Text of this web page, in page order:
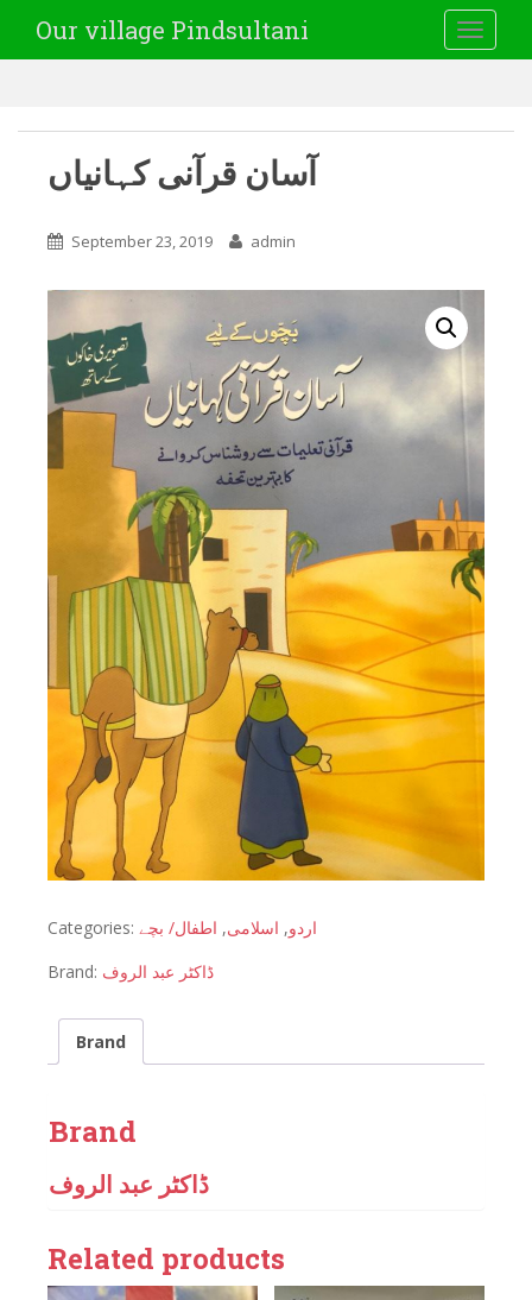
Our village Pindsultani
آسان قرآنی کہانیاں
September 23, 2019 admin
Categories: اردو, اسلامی, اطفال/ بچے
Brand: ڈاکٹر عبد الروف
Brand
Brand
ڈاکٹر عبد الروف
Related products